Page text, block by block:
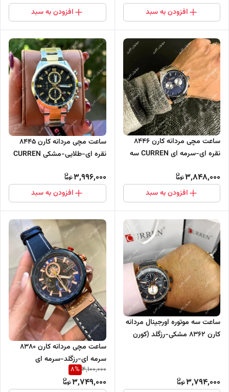
افزودن به سبد افزودن به سبد
ساعت مچی مردانه کارن 8446
نقره ای-سرمه ای CURREN سه
3,848,000
افزودن به سبد
ساعت مچی مردانه کارن 8445
نقره ای-طلایی-مشکی CURREN
3,996,000
افزودن به سبد
ساعت سه موتوره اورجینال مردانه
کارن 8362 مشکی-رزگلد (کورن
3,794,000
ساعت مچی مردانه کارن 8380
سرمه ای-رزگلد-سرمه ای
CURREN سه موتور فعال
4,100,000
8%
3,749,000